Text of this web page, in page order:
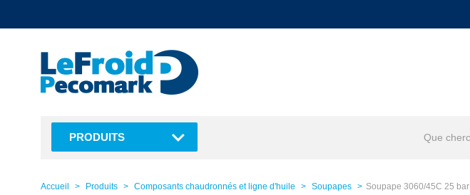
PRODUITS
Accueil Produits Composants chaudronnés et ligne d'huile Soupapes Soupape 3060/45C 25 bar